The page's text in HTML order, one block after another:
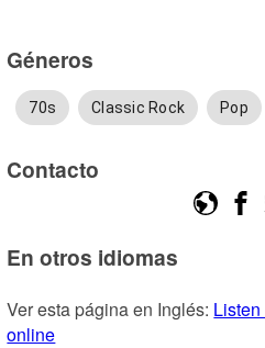
Géneros
70s Classic Rock Pop
Contacto
En otros idiomas
Ver esta página en Inglés:
online